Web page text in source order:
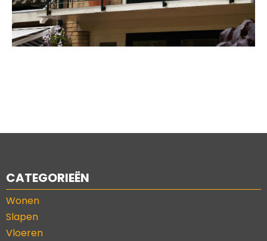
CATEGORIEËN
Wonen
Slapen
Vloeren